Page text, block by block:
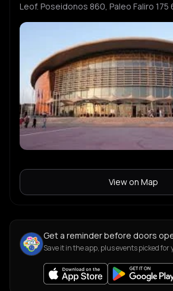
Leof. Poseidonos 860, Paleo Faliro 175
View on Map
Get a reminder before doors
Save it in the app, plus events picked for